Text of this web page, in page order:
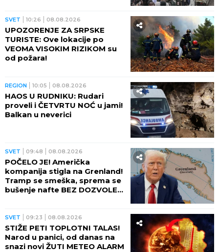
SVET 10:26 08.08.2026
UPOZORENJE ZA SRPSKE
TURISTE: Ove lokacije po
VEOMA VISOKIM RIZIKOM su
od požara!
REGION 10:05 08.08.2026
HAOS U RUDNIKU: Rudari
proveli i ČETVRTU NOĆ u jami!
Balkan u neverici
SVET 09:48 08.08.2026
POČELO JE! Američka
kompanija stigla na Grenland!
Tramp se smeška, sprema se
bušenje nafte BEZ DOZVOLE
SVET 09:23 08.08.2026
STIŽE PETI TOPLOTNI TALAS!
Narod u panici, od danas na
snazi novi ŽUTI METEO ALARM